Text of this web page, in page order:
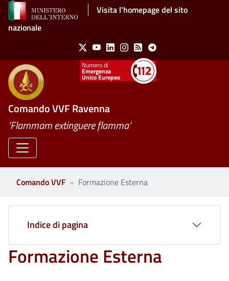
Salta al contenuto principaleVisita l'homepage del sito
nazionale
Social Menu
X YoutubeLinkedinInstagram
Feed Telegram
Emergenza
Unico Europeo
Comando VVF Ravenna
’Flammam extinguere flamma’
Comando VVF Formazione Esterna
Formazione Esterna
Indice di pagina